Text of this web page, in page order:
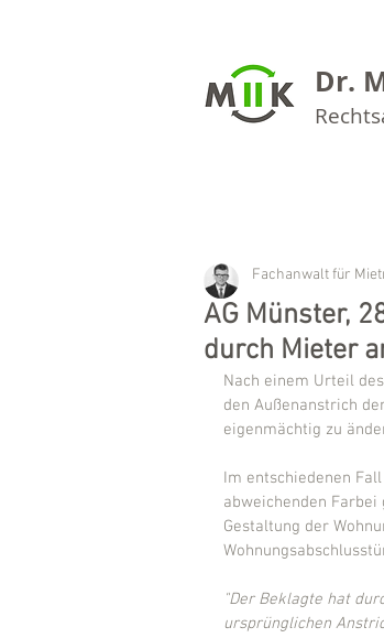
Dr.
AG Münster,
durch Mieter
Fachanwalt für
Nach einem Urteil
den Außenanstrich
eigenmächtig zu
Im entschiedenen
abweichenden Farbei
Gestaltung der
"Der Beklagte hat
ursprünglichen